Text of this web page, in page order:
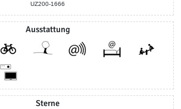
UZ200-1666
Ausstattung
Sterne